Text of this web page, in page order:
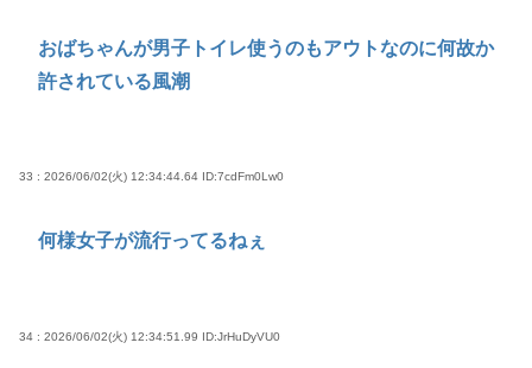
おばちゃんが男子トイレ使うのもアウトなのに何故か
許されている風潮
33 : 2026/06/02(火) 12:34:44.64 ID:7cdFm0Lw0
何様女子が流行ってるねぇ
34 : 2026/06/02(火) 12:34:51.99 ID:JrHuDyVU0